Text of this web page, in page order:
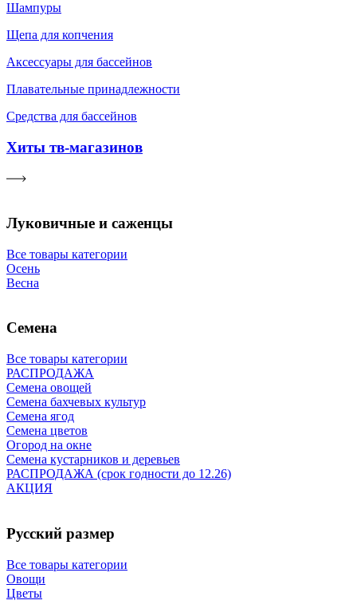
Шампуры
Щепа для копчения
Аксессуары для бассейнов
Плавательные принадлежности
Средства для бассейнов
Хиты тв-магазинов
Луковичные и саженцы
Все товары категории
Осень
Весна
Семена
Все товары категории
РАСПРОДАЖА
Семена овощей
Семена бахчевых культур
Семена ягод
Семена цветов
Огород на окне
Семена кустарников и деревьев
РАСПРОДАЖА (срок годности до 12.26)
АКЦИЯ
Русский размер
Все товары категории
Овощи
Цветы